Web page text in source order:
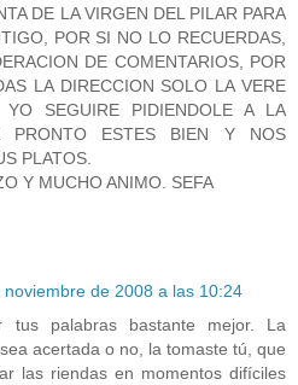
DE LA VIRGEN DEL PILAR PARA
POR SI NO LO RECUERDAS,
DE COMENTARIOS, POR
LA DIRECCION SOLO LA VERE
SEGUIRE PIDIENDOLE A LA
PRONTO ESTES BIEN Y NOS
PLATOS.
Y MUCHO ANIMO. SEFA
noviembre de 2008 a las 10:24
palabras bastante mejor. La
acertada o no, la tomaste tú, que
las riendas en momentos difíciles